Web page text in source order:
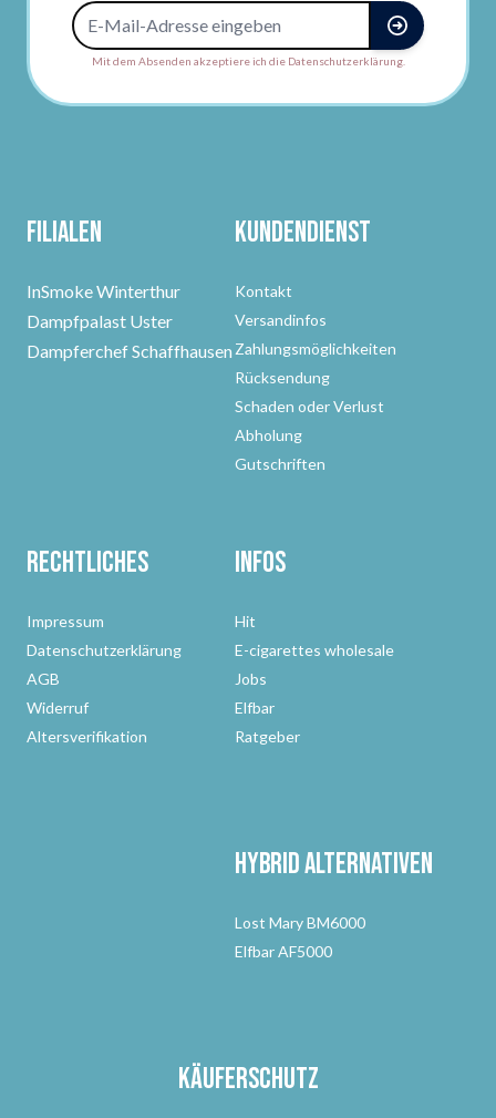
Mit dem Absenden akzeptiere ich die Datenschutzerklärung.
Filialen
InSmoke Winterthur
Dampfpalast Uster
Dampferchef Schaffhausen
Kundendienst
Kontakt
Versandinfos
Zahlungsmöglichkeiten
Rücksendung
Schaden oder Verlust
Abholung
Gutschriften
Rechtliches
Impressum
Datenschutzerklärung
AGB
Widerruf
Altersverifikation
Infos
Hit
E-cigarettes wholesale
Jobs
Elfbar
Ratgeber
Hybrid Alternativen
Lost Mary BM6000
Elfbar AF5000
Käuferschutz